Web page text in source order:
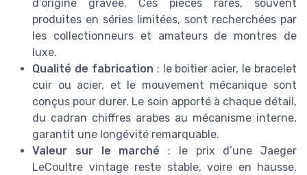
d’origine gravée. Ces pièces rares, souvent
produites en séries limitées, sont recherchées par
les collectionneurs et amateurs de montres de
luxe.
Qualité de fabrication : le boitier acier, le bracelet
cuir ou acier, et le mouvement mécanique sont
conçus pour durer. Le soin apporté à chaque détail,
du cadran chiffres arabes au mécanisme interne,
garantit une longévité remarquable.
Valeur sur le marché : le prix d’une Jaeger
LeCoultre vintage reste stable, voire en hausse,